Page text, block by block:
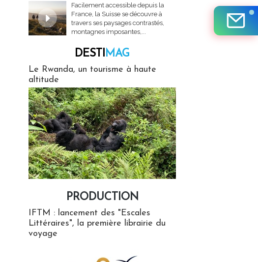
Facilement accessible depuis la
France, la Suisse se découvre à
travers ses paysages contrastés,
montagnes imposantes,...
DESTIMAG
Le Rwanda, un tourisme à haute
altitude
PRODUCTION
IFTM : lancement des "Escales
Littéraires", la première librairie du
voyage